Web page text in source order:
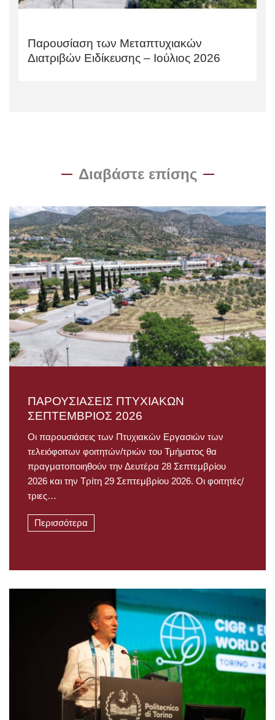
Παρουσίαση των Μεταπτυχιακών
Διατριβών Ειδίκευσης – Ιούλιος 2026
Διαβάστε επίσης
ΠΑΡΟΥΣΙΑΣΕΙΣ ΠΤΥΧΙΑΚΩΝ
ΣΕΠΤΕΜΒΡΙΟΣ 2026
Οι παρουσιάσεις των Πτυχιακών Εργασιών των
τελειόφοιτων φοιτητών/τριών του Τμήματος θα
πραγματοποιηθούν την Δευτέρα 28 Σεπτεμβρίου
2026 και την Τρίτη 29 Σεπτεμβρίου 2026. Οι φοιτητές/
τριες…
Περισσότερα